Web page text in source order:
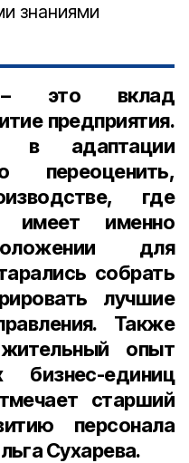
знаниями
– это вклад
предприятия.
в адаптации
переоценить,
где
имеет именно
для
собрать
лучшие
Также
опыт
единиц
старший
персонала
Сухарева.